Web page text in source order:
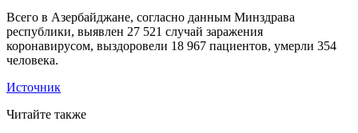
Всего в Азербайджане, согласно данным Минздрава
республики, выявлен 27 521 случай заражения
коронавирусом, выздоровели 18 967 пациентов, умерли 354
человека.
Источник
Читайте также